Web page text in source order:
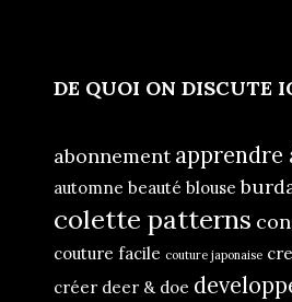
DE QUOI ON DISCUTE
abonnement apprendre
automne beauté blouse
colette patterns
couture facile couture japonaise
créer deer & doe